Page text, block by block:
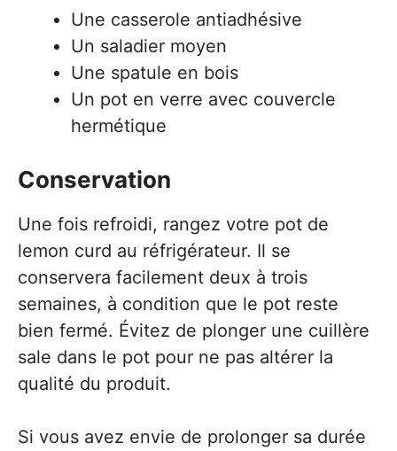
Une casserole antiadhésive
Un saladier moyen
Une spatule en bois
Un pot en verre avec couvercle
hermétique
Conservation
Une fois refroidi, rangez votre pot de
lemon curd au réfrigérateur. Il se
conservera facilement deux à trois
semaines, à condition que le pot reste
bien fermé. Évitez de plonger une cuillère
sale dans le pot pour ne pas altérer la
qualité du produit.
Si vous avez envie de prolonger sa durée